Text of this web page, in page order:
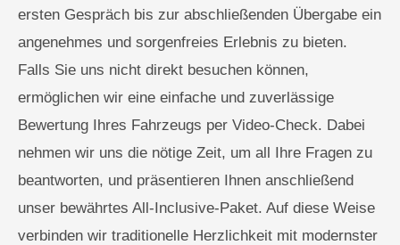
ersten Gespräch bis zur abschließenden Übergabe ein
angenehmes und sorgenfreies Erlebnis zu bieten.
Falls Sie uns nicht direkt besuchen können,
ermöglichen wir eine einfache und zuverlässige
Bewertung Ihres Fahrzeugs per Video-Check. Dabei
nehmen wir uns die nötige Zeit, um all Ihre Fragen zu
beantworten, und präsentieren Ihnen anschließend
unser bewährtes All-Inclusive-Paket. Auf diese Weise
verbinden wir traditionelle Herzlichkeit mit modernster